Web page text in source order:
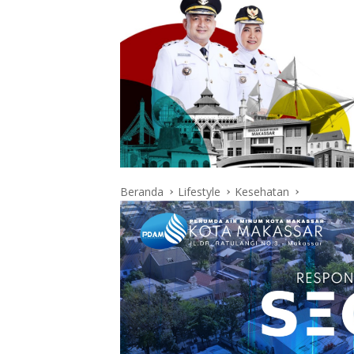
Beranda Lifestyle Kesehatan